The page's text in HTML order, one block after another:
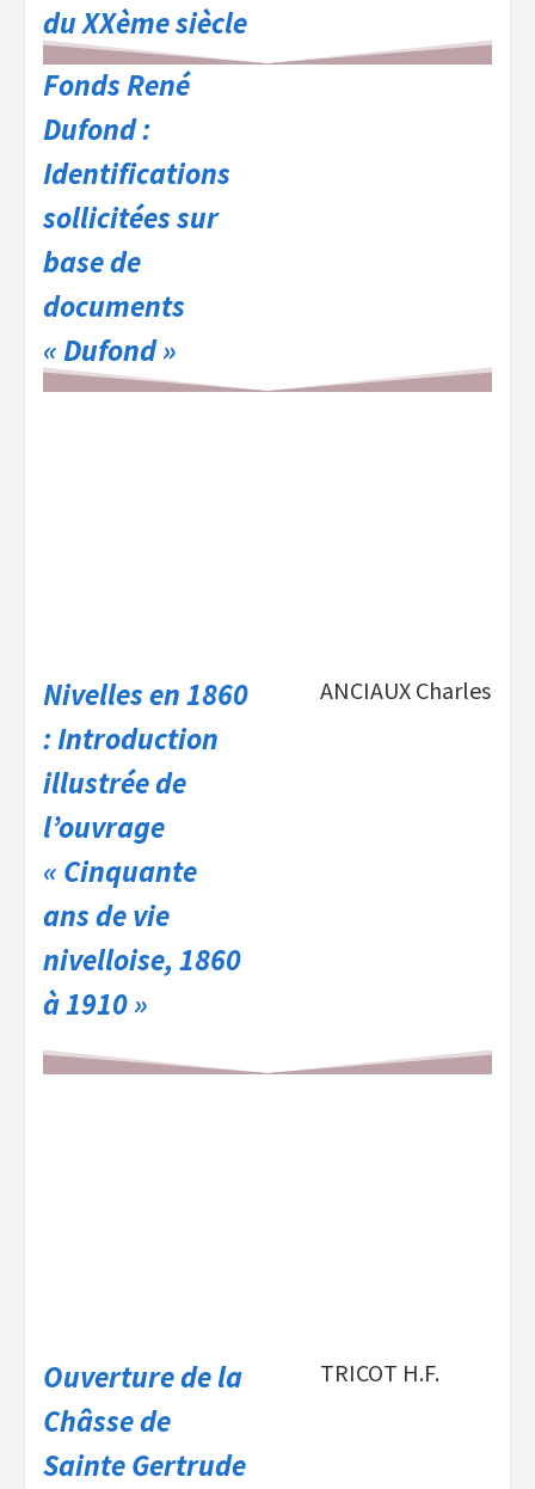
du XXème siècle
Fonds René
Dufond :
Identifications
sollicitées sur
base de
documents
« Dufond »
Nivelles en 1860
: Introduction
illustrée de
l’ouvrage
« Cinquante
ans de vie
nivelloise, 1860
à 1910 »
ANCIAUX Charles
Ouverture de la
Châsse de
Sainte Gertrude
TRICOT H.F.